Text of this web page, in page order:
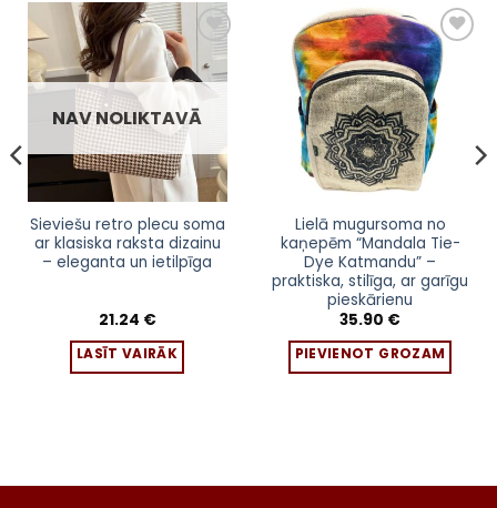
Pievienot
sarakstam
NAV NOLIKTAVĀ
Sieviešu retro plecu soma
ar klasiska raksta dizainu
– eleganta un ietilpīga
21.24 €
LASĪT VAIRĀK
Pievienot
sarakstam
Lielā mugursoma no
kaņepēm “Mandala Tie-
Dye Katmandu” –
praktiska, stilīga, ar garīgu
pieskārienu
35.90 €
PIEVIENOT GROZAM